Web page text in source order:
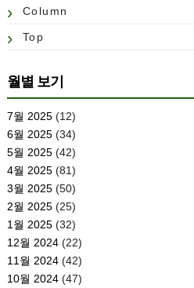
Column
Top
월별 보기
7월 2025(12)
6월 2025(34)
5월 2025(42)
4월 2025(81)
3월 2025(50)
2월 2025(25)
1월 2025(32)
12월 2024(22)
11월 2024(42)
10월 2024(47)